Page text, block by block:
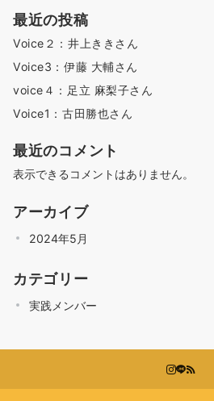
最近の投稿
Voice２：井上ききさん
Voice3：伊藤 大輔さん
voice４：足立 麻梨子さん
Voice1：古田勝也さん
最近のコメント
表示できるコメントはありません。
アーカイブ
2024年5月
カテゴリー
実践メンバー